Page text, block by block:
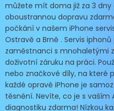
můžete mít doma již za 3 dny
oboustrannou dopravu
počkání v našem iPhone
Ostravě a Brně . Servis
zaměstnanci s mnohaletými
doživotní záruku na práci.
nebo značkové díly, na které
každé opravě iPhone je
těsnění. Nevíte, co je s vaším
diagnostiku zdarma! Nízkou